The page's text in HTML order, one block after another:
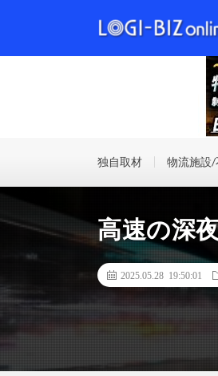
独自取材 物流施設
高速の深
2025.05.28 19:50:01